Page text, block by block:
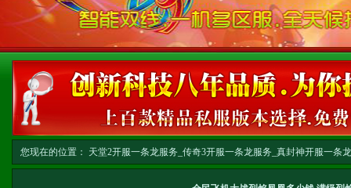
您现在的位置： 天堂2开服一条龙服务_传奇3开服一条龙服务_真封神开服一条